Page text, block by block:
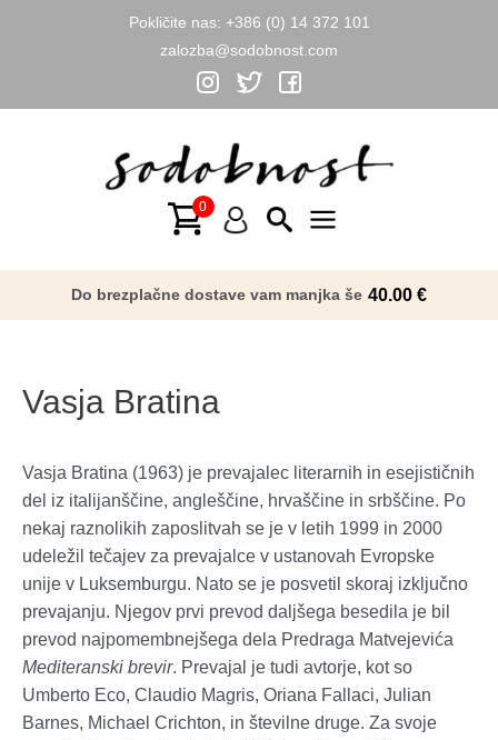
Pokličite nas: +386 (0) 14 372 101
zalozba@sodobnost.com
Menu
Do brezplačne dostave vam manjka še 40.00 €
Vasja Bratina
Vasja Bratina (1963) je prevajalec literarnih in esejističnih
del iz italijanščine, angleščine, hrvaščine in srbščine. Po
nekaj raznolikih zaposlitvah se je v letih 1999 in 2000
udeležil tečajev za prevajalce v ustanovah Evropske
unije v Luksemburgu. Nato se je posvetil skoraj izključno
prevajanju. Njegov prvi prevod daljšega besedila je bil
prevod najpomembnejšega dela Predraga Matvejevića
Mediteranski brevir. Prevajal je tudi avtorje, kot so
Umberto Eco, Claudio Magris, Oriana Fallaci, Julian
Barnes, Michael Crichton, in številne druge. Za svoje